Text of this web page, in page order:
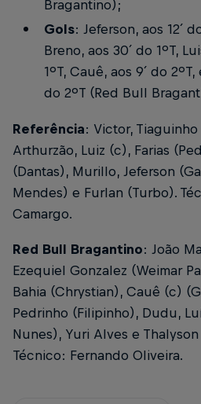
Bragantino);
Gols: Jeferson, aos 12´
Breno, aos 30´ do 1ºT,
1ºT, Cauê, aos 9´ do
do 2ºT (Red Bull
Referência: Victor,
Arthurzão, Luiz (c), Farias
(Dantas), Murillo, Jeferson
Mendes) e Furlan (Turbo).
Camargo.
Red Bull Bragantino: João
Ezequiel Gonzalez (Weimar
Bahia (Chrystian), Cauê (c)
Pedrinho (Filipinho), Dudu,
Nunes), Yuri Alves e
Técnico: Fernando Oliveira.